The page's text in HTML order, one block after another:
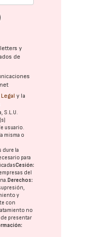
y
de
y la
S.L.U.
usuario.
misma o
dure la
para
Cesión:
empresas del
Derechos:
y
con
no
presentar